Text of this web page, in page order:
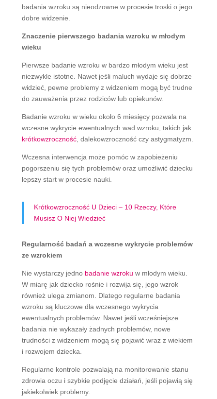
badania wzroku są nieodzowne w procesie troski o jego
dobre widzenie.
Znaczenie pierwszego badania wzroku w młodym
wieku
Pierwsze badanie wzroku w bardzo młodym wieku jest
niezwykle istotne. Nawet jeśli maluch wydaje się dobrze
widzieć, pewne problemy z widzeniem mogą być trudne
do zauważenia przez rodziców lub opiekunów.
Badanie wzroku w wieku około 6 miesięcy pozwala na
wczesne wykrycie ewentualnych wad wzroku, takich jak
krótkowzroczność, dalekowzroczność czy astygmatyzm.
Wczesna interwencja może pomóc w zapobieżeniu
pogorszeniu się tych problemów oraz umożliwić dziecku
lepszy start w procesie nauki.
Krótkowzroczność U Dzieci – 10 Rzeczy, Które
Musisz O Niej Wiedzieć
Regularność badań a wczesne wykrycie problemów
ze wzrokiem
Nie wystarczy jedno badanie wzroku w młodym wieku.
W miarę jak dziecko rośnie i rozwija się, jego wzrok
również ulega zmianom. Dlatego regularne badania
wzroku są kluczowe dla wczesnego wykrycia
ewentualnych problemów. Nawet jeśli wcześniejsze
badania nie wykazały żadnych problemów, nowe
trudności z widzeniem mogą się pojawić wraz z wiekiem
i rozwojem dziecka.
Regularne kontrole pozwalają na monitorowanie stanu
zdrowia oczu i szybkie podjęcie działań, jeśli pojawią się
jakiekolwiek problemy.